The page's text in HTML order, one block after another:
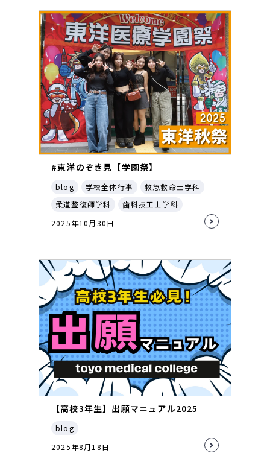
#東洋のぞき見【学園祭】
blog 学校全体行事
救急救命士学科
柔道整復師学科
歯科技工士学科
2025年10月30日
【高校3年生】出願マニュアル2025
blog
2025年8月18日